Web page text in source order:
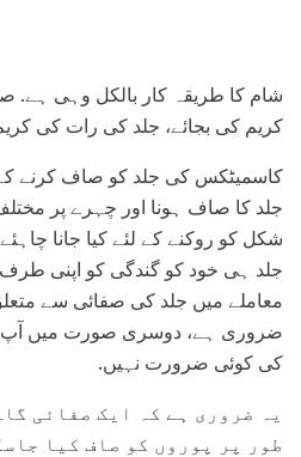
شام کا طریقہ کار بالکل وہی
کریم کی بجائے، جلد کی رات کی
کاسمیٹکس کی جلد کو صاف کرنے
جلد کا صاف ہونا اور چہرے پر
شکل کو روکنے کے لئے کیا جانا
جلد ہی خود کو گندگی کو اپنی
معاملے میں جلد کی صفائی سے
ضروری ہے، دوسری صورت میں آپ
کی کوئی ضرورت نہیں.
یہ ضروری ہے کہ ایک صفائی
طور پر پوروں کو صاف کیا